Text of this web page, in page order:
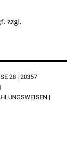
zzgl.
28 | 20357 H
|
|